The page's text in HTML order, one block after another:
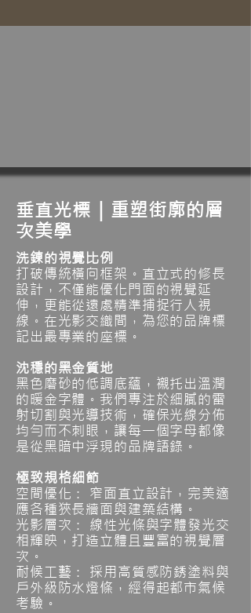
垂直光標｜重塑街廓的層
次美學
洗鍊的視覺比例
打破傳統橫向框架。直立式的修長
設計，不僅能優化門面的視覺延
伸，更能從遠處精準捕捉行人視
線。在光影交織間，為您的品牌標
記出最專業的座標。
沈穩的黑金質地
黑色磨砂的低調底蘊，襯托出溫潤
的暖金字體。我們專注於細膩的雷
射切割與光導技術，確保光線分佈
均勻而不刺眼，讓每一個字母都像
是從黑暗中浮現的品牌語錄。
極致規格細節
空間優化： 窄面直立設計，完美適
應各種狹長牆面與建築結構。
光影層次： 線性光條與字體發光交
相輝映，打造立體且豐富的視覺層
次。
耐候工藝： 採用高質感防銹塗料與
戶外級防水燈條，經得起都市氣候
考驗。